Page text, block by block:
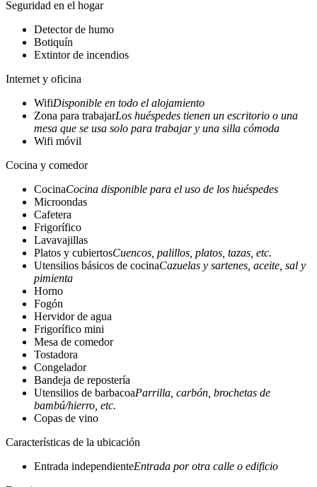
Seguridad en el hogar
Detector de humo
Botiquín
Extintor de incendios
Internet y oficina
WifiDisponible en todo el alojamiento
Zona para trabajarLos huéspedes tienen un escritorio o una
mesa que se usa solo para trabajar y una silla cómoda
Wifi móvil
Cocina y comedor
CocinaCocina disponible para el uso de los huéspedes
Microondas
Cafetera
Frigorífico
Lavavajillas
Platos y cubiertosCuencos, palillos, platos, tazas, etc.
Utensilios básicos de cocinaCazuelas y sartenes, aceite, sal y
pimienta
Horno
Fogón
Hervidor de agua
Frigorífico mini
Mesa de comedor
Tostadora
Congelador
Bandeja de repostería
Utensilios de barbacoaParrilla, carbón, brochetas de
bambú/hierro, etc.
Copas de vino
Características de la ubicación
Entrada independienteEntrada por otra calle o edificio